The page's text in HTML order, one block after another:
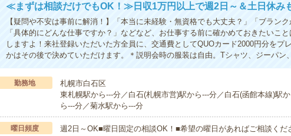
≪まずは相談だけでもOK！≫日収1万円以上で週2日～＆土日休み
【疑問や不安は事前に解消！】「本当に未経験・無資格でも大丈夫？」「ブラン
「具体的にどんな仕事ですか？」などなど、お仕事する前に確かめておきたいこ
しますよ！来社登録いただいた方全員に、交通費としてQUOカード2000円分をプ
かはその後で決めていただけます。＊説明会時の服装は自由。Tシャツ、ジーパン
勤務地
札幌市白石区
東札幌駅から---分／白石(札幌市営)駅から---分／白石(函館本線)駅
ら---分／菊水駅から---分
曜日頻度 週2日～OK■曜日固定の相談OK！■希望の曜日があればご相談くだ